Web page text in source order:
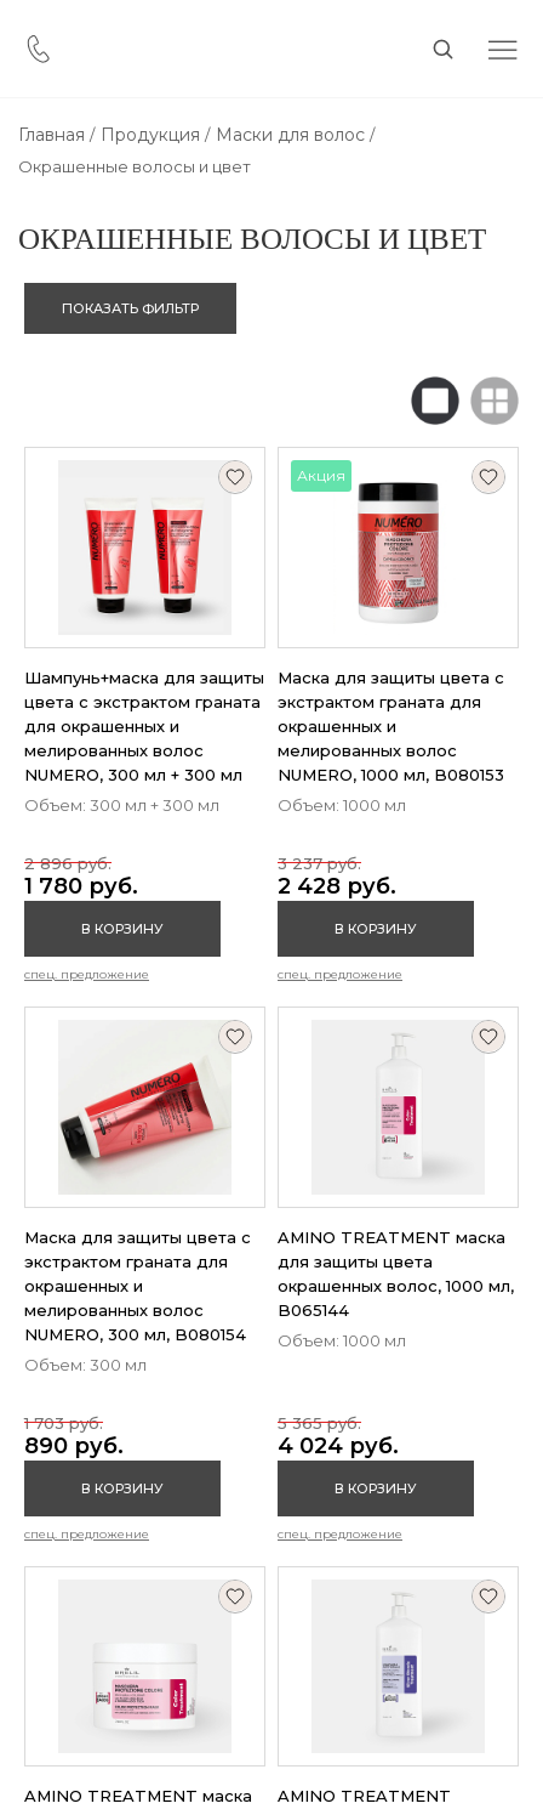
Главная Продукция Маски для волос
Окрашенные волосы и цвет
ОКРАШЕННЫЕ ВОЛОСЫ И ЦВЕТ
ПОКАЗАТЬ ФИЛЬТР
Шампунь+маска для защиты
цвета с экстрактом граната
для окрашенных и
мелированных волос
NUMERO, 300 мл + 300 мл
Объем: 300 мл + 300 мл
1 780 руб.
2 896 руб.
В КОРЗИНУ
спец. предложение
Акция
Маска для защиты цвета с
экстрактом граната для
окрашенных и
мелированных волос
NUMERO, 1000 мл, B080153
Объем: 1000 мл
2 428 руб.
3 237 руб.
В КОРЗИНУ
спец. предложение
Маска для защиты цвета с
экстрактом граната для
окрашенных и
мелированных волос
NUMERO, 300 мл, B080154
Объем: 300 мл
890 руб.
1 703 руб.
В КОРЗИНУ
спец. предложение
AMINO TREATMENT маска
для защиты цвета
окрашенных волос, 1000 мл,
B065144
Объем: 1000 мл
4 024 руб.
5 365 руб.
В КОРЗИНУ
спец. предложение
AMINO TREATMENT маска
AMINO TREATMENT